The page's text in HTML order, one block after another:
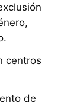
centros
de